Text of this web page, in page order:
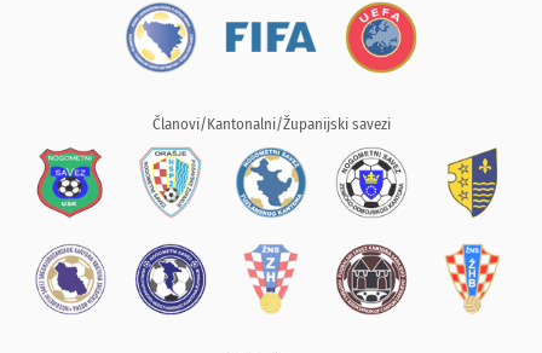
Članovi/Kantonalni/Županijski savezi